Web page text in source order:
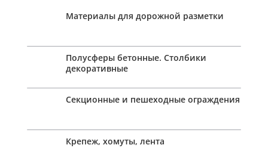
Материалы для дорожной разметки
Полусферы бетонные. Столбики
декоративные
Секционные и пешеходные ограждения
Крепеж, хомуты, лента